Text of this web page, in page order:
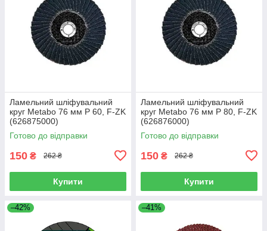
Ламельний шліфувальний
круг Metabo 76 мм Р 60, F-ZK
(626875000)
Готово до відправки
150 ₴ 262 ₴
Купити
Ламельний шліфувальний
круг Metabo 76 мм Р 80, F-ZK
(626876000)
Готово до відправки
150 ₴ 262 ₴
Купити
–42% –41%